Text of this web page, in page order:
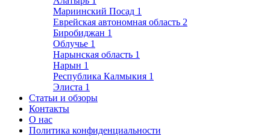
Мариинский Посад 1
Еврейская автономная область 2
Биробиджан 1
Облучье 1
Нарынская область 1
Нарын 1
Республика Калмыкия 1
Элиста 1
Статьи и обзоры
Контакты
О нас
Политика конфиденциальности